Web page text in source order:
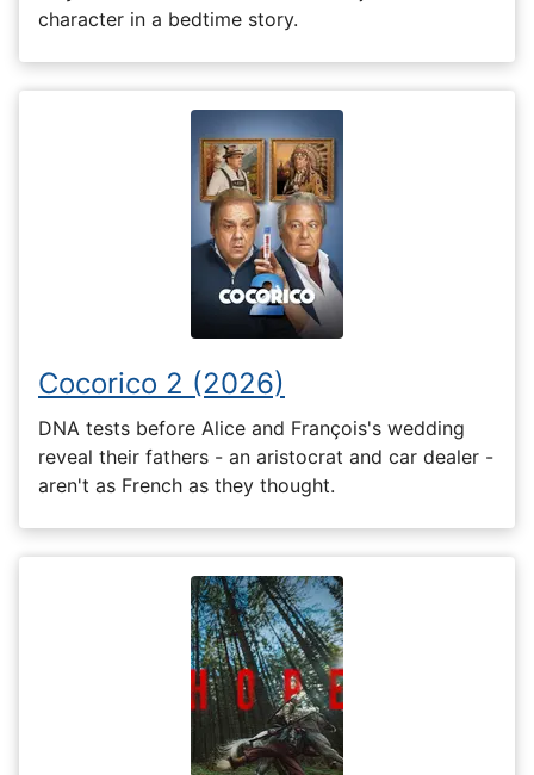
character in a bedtime story.
Cocorico 2 (2026)
DNA tests before Alice and François's wedding
reveal their fathers - an aristocrat and car dealer -
aren't as French as they thought.